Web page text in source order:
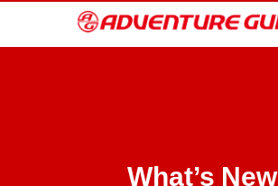
What’s New